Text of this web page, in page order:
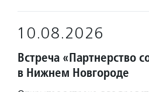
10.08.2026
Встреча «Партнерство
в Нижнем Новгороде